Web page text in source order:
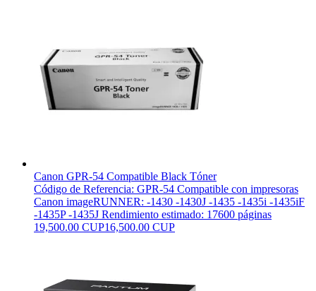
Canon GPR-54 Compatible Black Tóner
Código de Referencia: GPR-54 Compatible con impresoras
Canon imageRUNNER: -1430 -1430J -1435 -1435i -1435iF
-1435P -1435J Rendimiento estimado: 17600 páginas
19,500.00 CUP16,500.00 CUP